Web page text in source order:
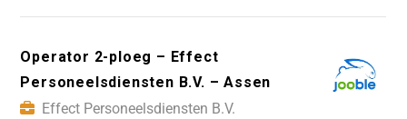
Operator 2-ploeg – Effect
Personeelsdiensten B.V. – Assen
Effect Personeelsdiensten B.V.